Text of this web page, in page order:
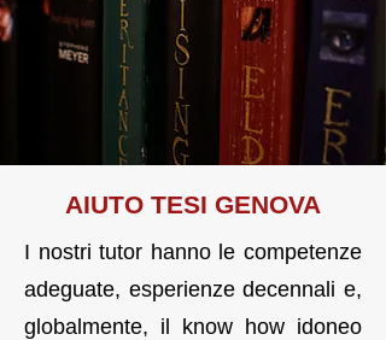
AIUTO TESI GENOVA
I nostri tutor hanno le competenze
adeguate, esperienze decennali e,
globalmente, il know how idoneo